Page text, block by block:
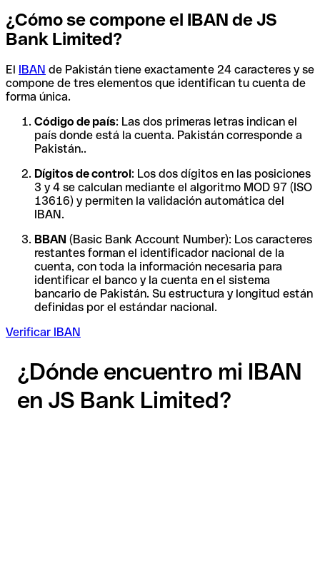
¿Cómo se compone el IBAN de JS
Bank Limited?
El IBAN de Pakistán tiene exactamente 24 caracteres y se
compone de tres elementos que identifican tu cuenta de
forma única.
Código de país: Las dos primeras letras indican el
país donde está la cuenta. Pakistán corresponde a
Pakistán..
Dígitos de control: Los dos dígitos en las posiciones
3 y 4 se calculan mediante el algoritmo MOD 97 (ISO
13616) y permiten la validación automática del
IBAN.
BBAN (Basic Bank Account Number): Los caracteres
restantes forman el identificador nacional de la
cuenta, con toda la información necesaria para
identificar el banco y la cuenta en el sistema
bancario de Pakistán. Su estructura y longitud están
definidas por el estándar nacional.
Verificar IBAN
¿Dónde encuentro mi IBAN
en JS Bank Limited?